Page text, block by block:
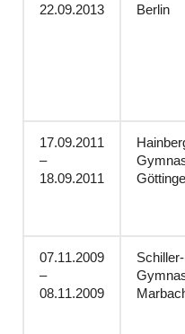
22.09.2013
Berlin
17.09.2011
–
18.09.2011
07.11.2009
–
08.11.2009
Schiller-